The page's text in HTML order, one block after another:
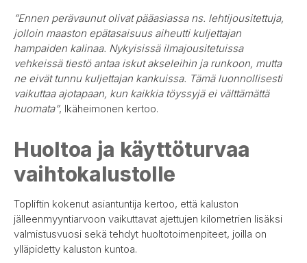
”Ennen perävaunut olivat pääasiassa ns. lehtijousitettuja,
jolloin maaston epätasaisuus aiheutti kuljettajan
hampaiden kalinaa. Nykyisissä ilmajousitetuissa
vehkeissä tiestö antaa iskut akseleihin ja runkoon, mutta
ne eivät tunnu kuljettajan kankuissa. Tämä luonnollisesti
vaikuttaa ajotapaan, kun kaikkia töyssyjä ei välttämättä
huomata”, Ikäheimonen kertoo.
Huoltoa ja käyttöturvaa
vaihtokalustolle
Topliftin kokenut asiantuntija kertoo, että kaluston
jälleenmyyntiarvoon vaikuttavat ajettujen kilometrien lisäksi
valmistusvuosi sekä tehdyt huoltotoimenpiteet, joilla on
ylläpidetty kaluston kuntoa.